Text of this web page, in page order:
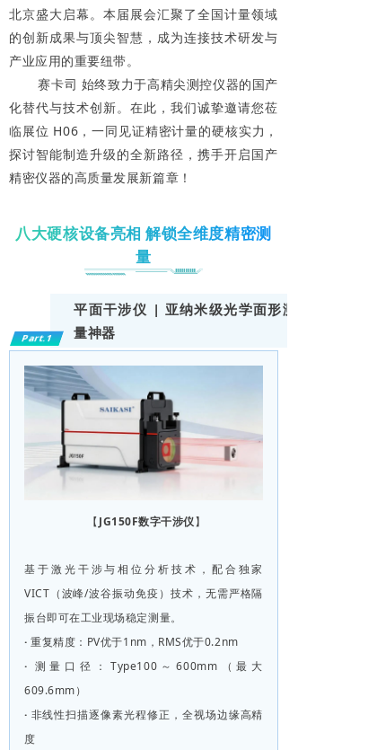
北京盛大启幕。本届展会汇聚了全国计量领域
的创新成果与顶尖智慧，成为连接技术研发与
产业应用的重要纽带。
赛卡司 始终致力于高精尖测控仪器的国产
化替代与技术创新。在此，我们诚挚邀请您莅
临展位 H06，一同见证精密计量的硬核实力，
探讨智能制造升级的全新路径，携手开启国产
精密仪器的高质量发展新篇章！
八大硬核设备亮相 解锁全维度精密测
量
Part.1
平面干涉仪 | 亚纳米级光学面形测
量神器
【JG150F数字干涉仪】
基于激光干涉与相位分析技术，配合独家
VICT（波峰/波谷振动免疫）技术，无需严格隔
振台即可在工业现场稳定测量。
·重复精度：PV优于1nm，RMS优于0.2nm
· 测量口径：Type100～600mm（最大
609.6mm）
· 非线性扫描逐像素光程修正，全视场边缘高精
度